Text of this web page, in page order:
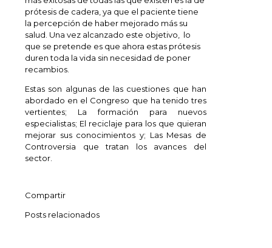
prótesis de cadera, ya que el paciente tiene
la percepción de haber mejorado más su
salud. Una vez alcanzado este objetivo, lo
que se pretende es que ahora estas prótesis
duren toda la vida sin necesidad de poner
recambios.
Estas son algunas de las cuestiones que han
abordado en el Congreso que ha tenido tres
vertientes; La formación para nuevos
especialistas; El reciclaje para los que quieran
mejorar sus conocimientos y; Las Mesas de
Controversia que tratan los avances del
sector.
Compartir
Posts relacionados